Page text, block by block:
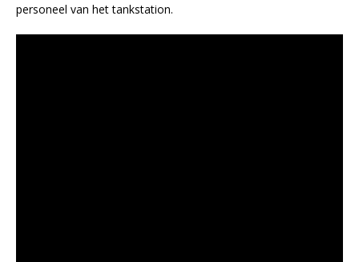
personeel van het tankstation.